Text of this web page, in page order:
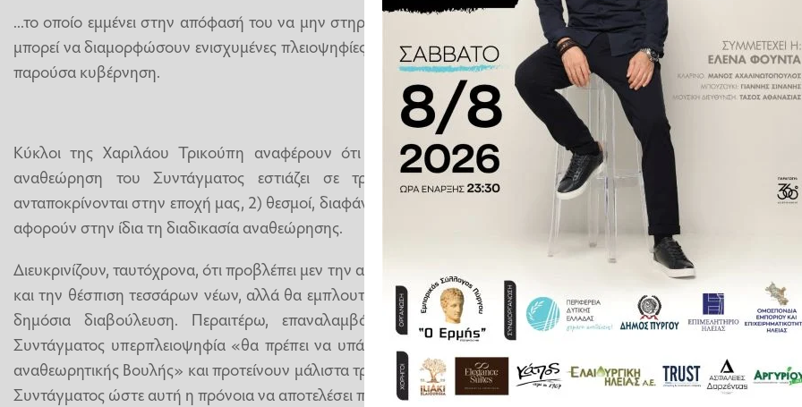
...το οποίο εμμένει στην απόφασή του να μην στηρίξει στην παρούσα Βουλή άρθρα που
μπορεί να διαμορφώσουν ενισχυμένες πλειοψηφίες, για να μην λάβει «λευκή επιταγή» η
παρούσα κυβέρνηση.
Κύκλοι της Χαριλάου Τρικούπη αναφέρουν ότι η πρόταση του κόμματος για την
αναθεώρηση του Συντάγματος εστιάζει σε τρεις πυλώνες: 1) δικαιώματα που
ανταποκρίνονται στην εποχή μας, 2) θεσμοί, διαφάνεια και λογοδοσία και 3) αλλαγές που
αφορούν στην ίδια τη διαδικασία αναθεώρησης.
Διευκρινίζουν, ταυτόχρονα, ότι προβλέπει μεν την αναθεώρηση 21 υφιστάμενων άρθρων
και την θέσπιση τεσσάρων νέων, αλλά θα εμπλουτιστεί και θα καθοριστεί τελικά από τη
δημόσια διαβούλευση. Περαιτέρω, επαναλαμβάνουν ότι η απαιτούμενη εκ του
Συντάγματος υπερπλειοψηφία «θα πρέπει να υπάρξει μόνο στο πλαίσιο της επόμενης,
αναθεωρητικής Βουλής» και προτείνουν μάλιστα τροποποίηση του σχετικού άρθρου του
Συντάγματος ώστε αυτή η πρόνοια να αποτελέσει πλέον συνταγματικό «κανόνα».